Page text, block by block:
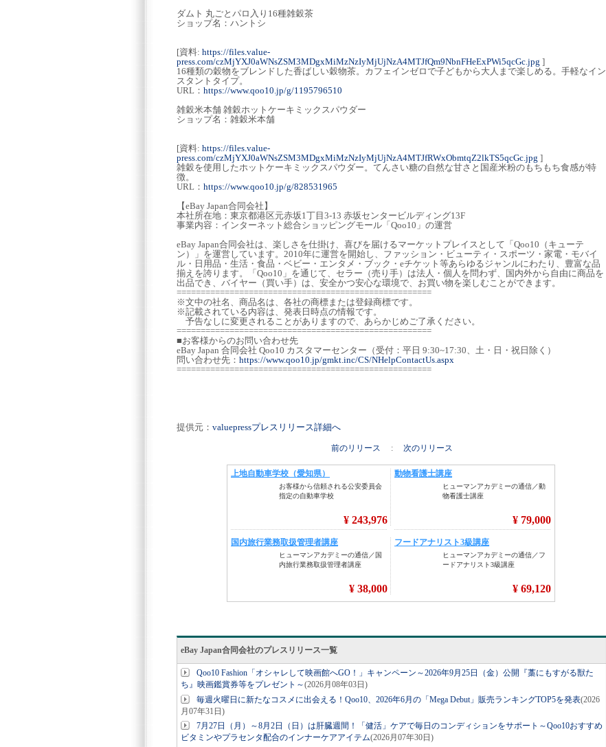
ダムト 丸ごとパロ入り16種雑穀茶
ショップ名：ハントシ
[資料: https://files.value-
press.com/czMjYXJ0aWNsZSM3MDgxMiMzNzIyMjUjNzA4MTJfQm9NbnFHeExPWi5qcGc.jpg ]
16種類の穀物をブレンドした香ばしい穀物茶。カフェインゼロで子どもから大人まで楽しめる。手軽なイン
スタントタイプ。
URL： https://www.qoo10.jp/g/1195796510
雑穀米本舗 雑穀ホットケーキミックスパウダー
ショップ名：雑穀米本舗
[資料: https://files.value-
press.com/czMjYXJ0aWNsZSM3MDgxMiMzNzIyMjUjNzA4MTJfRWxObmtqZ2lkTS5qcGc.jpg ]
雑穀を使用したホットケーキミックスパウダー。てんさい糖の自然な甘さと国産米粉のもちもち食感が特
徴。
URL： https://www.qoo10.jp/g/828531965
【eBay Japan合同会社】
本社所在地：東京都港区元赤坂1丁目3-13 赤坂センタービルディング13F
事業内容：インターネット総合ショッピングモール「Qoo10」の運営
eBay Japan合同会社は、楽しさを仕掛け、喜びを届けるマーケットプレイスとして「Qoo10（キューテ
ン）」を運営しています。2010年に運営を開始し、ファッション・ビューティ・スポーツ・家電・モバイ
ル・日用品・生活・食品・ベビー・エンタメ・ブック・eチケット等あらゆるジャンルにわたり、豊富な品
揃えを誇ります。「Qoo10」を通じて、セラー（売り手）は法人・個人を問わず、国内外から自由に商品を
出品でき、バイヤー（買い手）は、安全かつ安心な環境で、お買い物を楽しむことができます。
=====================================================
※文中の社名、商品名は、各社の商標または登録商標です。
※記載されている内容は、発表日時点の情報です。
予告なしに変更されることがありますので、あらかじめご了承ください。
=====================================================
■お客様からのお問い合わせ先
eBay Japan 合同会社 Qoo10 カスタマーセンター（受付：平日 9:30~17:30、土・日・祝日除く）
問い合わせ先： https://www.qoo10.jp/gmkt.inc/CS/NHelpContactUs.aspx
=====================================================
提供元： valuepressプレスリリース詳細へ
前のリリース : 次のリリース
eBay Japan合同会社のプレスリリース一覧
Qoo10 Fashion「オシャレして映画館へGO！」キャンペーン～2026年9月25日（金）公開『藁にもすがる獣た
ち』映画鑑賞券等をプレゼント～(2026月08年03日)
毎週火曜日に新たなコスメに出会える！Qoo10、2026年6月の「Mega Debut」販売ランキングTOP5を発表(2026
月07年31日)
7月27日（月）～8月2日（日）は肝臓週間！「健活」ケアで毎日のコンディションをサポート～Qoo10おすすめ
ビタミンやプラセンタ配合のインナーケアアイテム(2026月07年30日)